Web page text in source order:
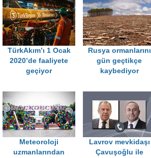
TürkAkım’ı 1 Ocak
2020’de faaliyete
geçiyor
Rusya ormanlarını
gün geçtikçe
kaybediyor
Meteoroloji
uzmanlarından
Lavrov mevkidaşı
Çavuşoğlu ile